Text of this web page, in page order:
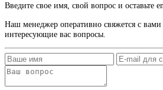
Введите свое имя, свой вопрос и оставьте
Наш менеджер оперативно свяжется с вами
интересующие вас вопросы.